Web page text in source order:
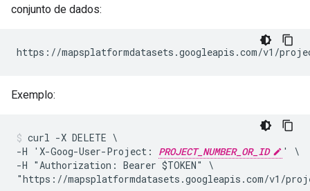
conjunto de dados:
https://mapsplatformdatasets.googleapis.com/v1/
Exemplo:
curl -X DELETE \
-H 'X-Goog-User-Project: PROJECT_NUMBER_OR_ID
' \
-H "Authorization: Bearer $TOKEN" \
"https://mapsplatformdatasets.googleapis.com/v1/